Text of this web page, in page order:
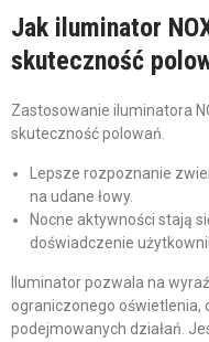
Jak iluminator
skuteczność
Zastosowanie iluminatora
skuteczność polowań.
Lepsze rozpoznanie
na udane łowy.
Nocne aktywności stają
doświadczenie
Iluminator pozwala na
ograniczonego
podejmowanych działań.